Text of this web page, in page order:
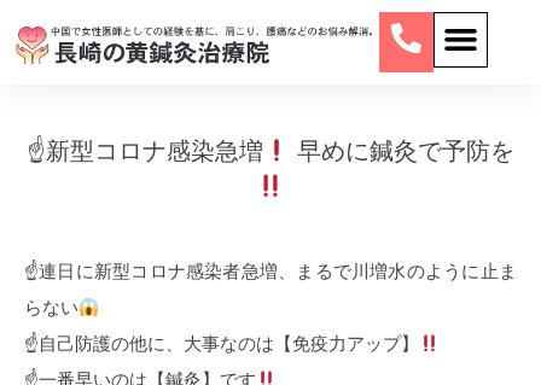
☝新型コロナ感染急増 早めに鍼灸で予防を
☝連日に新型コロナ感染者急増、まるで川増水のように止ま
らない
☝自己防護の他に、大事なのは【免疫力アップ】
☝一番早いのは【鍼灸】です